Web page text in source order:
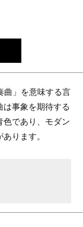
曲」を意味する言
は事象を期待する
色であり、モダン
ります。